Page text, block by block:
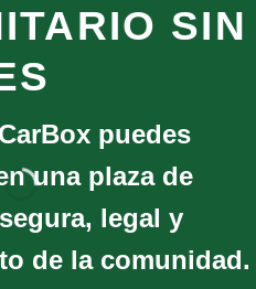
SIN
puedes
una plaza de
legal y
de la comunidad.